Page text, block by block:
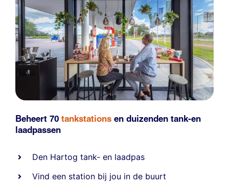
Beheert 70 tankstations en duizenden tank-en
laadpassen
Den Hartog tank- en laadpas
Vind een station bij jou in de buurt